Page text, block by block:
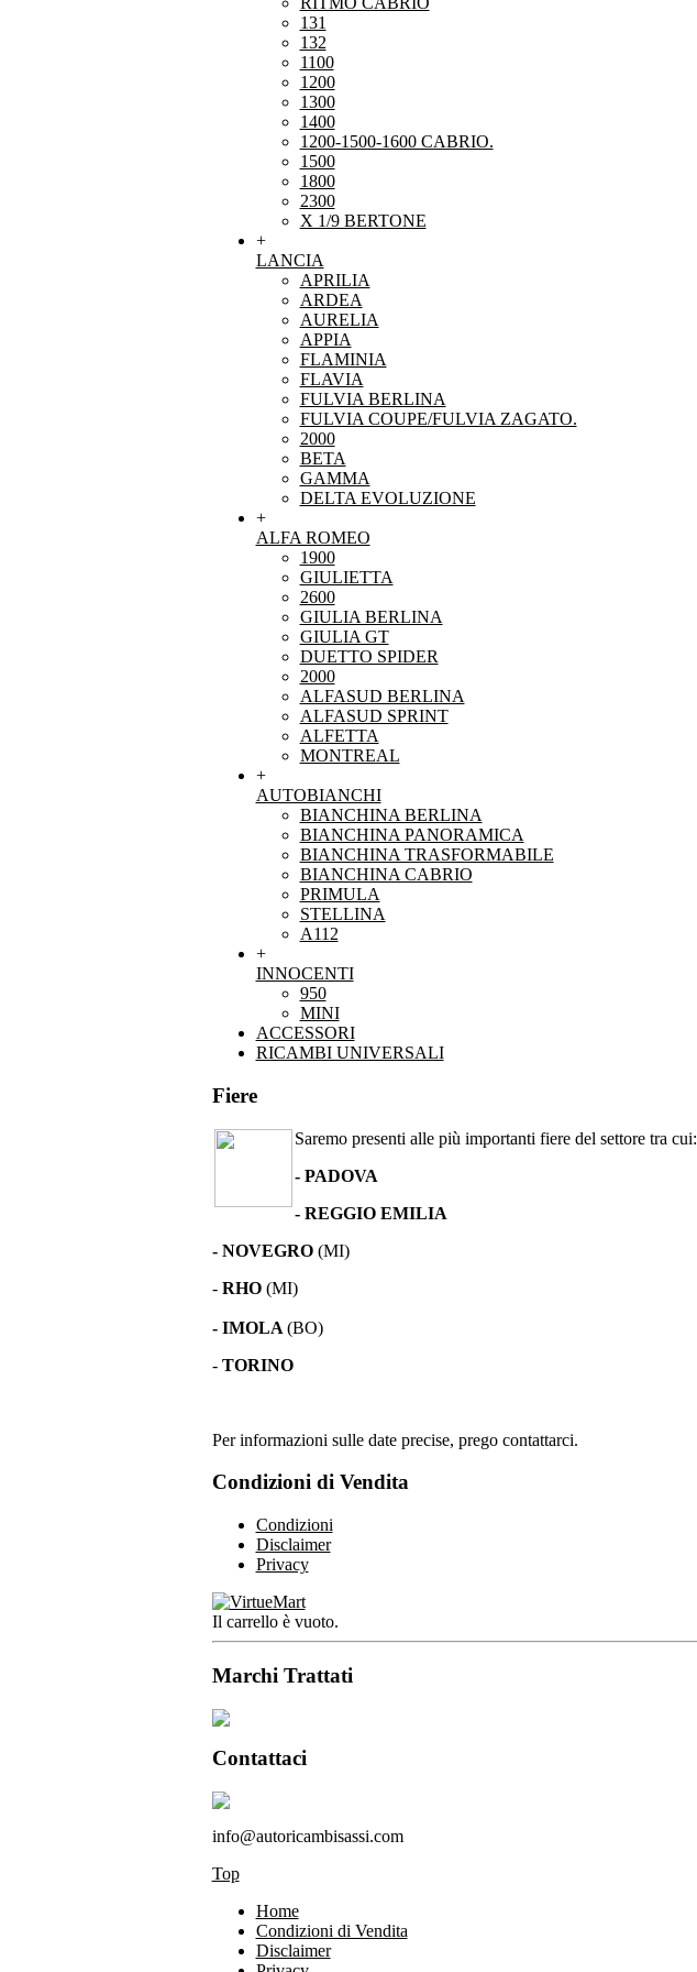
131
132
1100
1200
1300
1400
1200-1500-1600 CABRIO.
1500
1800
2300
X 1/9 BERTONE
+
LANCIA
APRILIA
ARDEA
AURELIA
APPIA
FLAMINIA
FLAVIA
FULVIA BERLINA
FULVIA COUPE/FULVIA ZAGATO.
2000
BETA
GAMMA
DELTA EVOLUZIONE
+
ALFA ROMEO
1900
GIULIETTA
2600
GIULIA BERLINA
GIULIA GT
DUETTO SPIDER
2000
ALFASUD BERLINA
ALFASUD SPRINT
ALFETTA
MONTREAL
+
AUTOBIANCHI
BIANCHINA BERLINA
BIANCHINA PANORAMICA
BIANCHINA TRASFORMABILE
BIANCHINA CABRIO
PRIMULA
STELLINA
A112
+
INNOCENTI
950
MINI
ACCESSORI
RICAMBI UNIVERSALI
Fiere
Saremo presenti alle più importanti fiere del settore tra cui:
- PADOVA
- REGGIO EMILIA
- NOVEGRO(MI)
-RHO (MI)
- IMOLA (BO)
- TORINO
Per informazioni sulle date precise, prego contattarci.
Condizioni di Vendita
Condizioni
Disclaimer
Privacy
Il carrello è vuoto.
Marchi Trattati
Contattaci
info@autoricambisassi.com
Top
Home
Condizioni di Vendita
Disclaimer